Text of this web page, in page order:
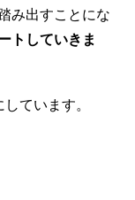
み出すことにな
トしていきま
ています。